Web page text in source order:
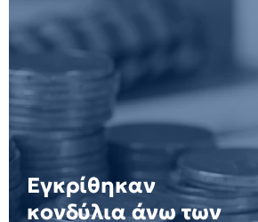
Εγκρίθηκαν
κονδύλια άνω των